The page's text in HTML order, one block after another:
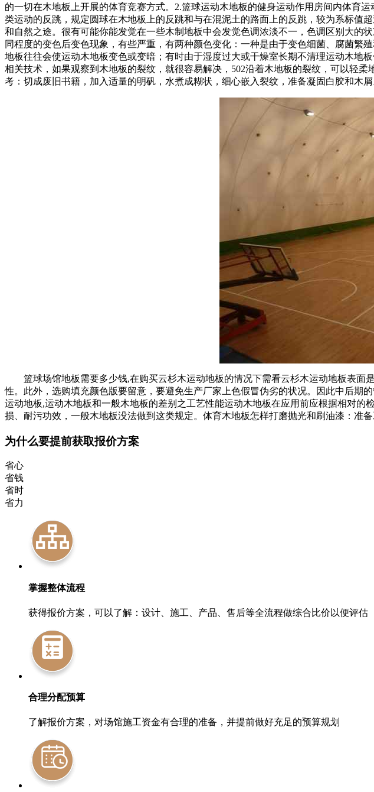
的一切在木地板上开展的体育竞赛方式。2.篮球运动木地板的健身运动作用房间内体育
类运动的反跳，规定圆球在木地板上的反跳和与在混泥土的路面上的反跳，较为系标值
和自然之途。很有可能你能发觉在一些木制地板中会发觉色调浓淡不一，色调区别大的
同程度的变色后变色现象，有些严重，有两种颜色变化：一种是由于变色细菌、腐菌
地板往往会使运动木地板变色或变暗；有时由于湿度过大或干燥室长期不清理运动木地
相关技术，如果观察到木地板的裂纹，就很容易解决，502沿着木地板的裂纹，可以轻
考：切成废旧书籍，加入适量的明矾，水煮成糊状，细心嵌入裂纹，准备凝固白胶和木屑
篮球场馆地板需要多少钱,在购买云杉木运动地板的情况下需看云杉木运动地板表面
性。此外，选购填充颜色版要留意，要避免生产厂家上色假冒伪劣的状况。因此中后期
运动地板,运动木地板和一般木地板的差别之工艺性能运动木地板在应用前应根据相对
损、耐污功效，一般木地板没法做到这类规定。体育木地板怎样打磨抛光和刷油漆：准
为什么要提前获取报价方案
省心
省钱
省时
省力
掌握整体流程
获得报价方案，可以了解：设计、施工、产品、售后等全流程做综合比价以便评估
合理分配预算
了解报价方案，对场馆施工资金有合理的准备，并提前做好充足的预算规划